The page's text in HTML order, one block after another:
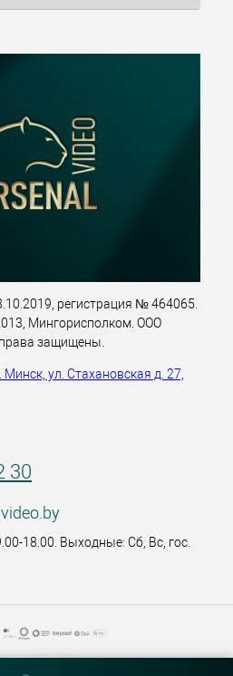
регистрация № 464065.
Мингорисполком. ООО
защищены.
Минск, ул. Стахановская д. 27,
30
18.00. Выходные: Сб, Вс, гос.